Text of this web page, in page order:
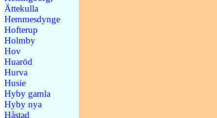
Ättekulla
Hemmesdynge
Hofterup
Holmby
Hov
Huaröd
Hurva
Husie
Hyby gamla
Hyby nya
Håstad